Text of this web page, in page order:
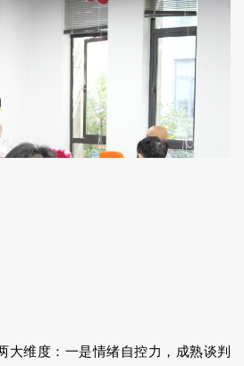
大维度：一是情绪自控力，成熟谈判